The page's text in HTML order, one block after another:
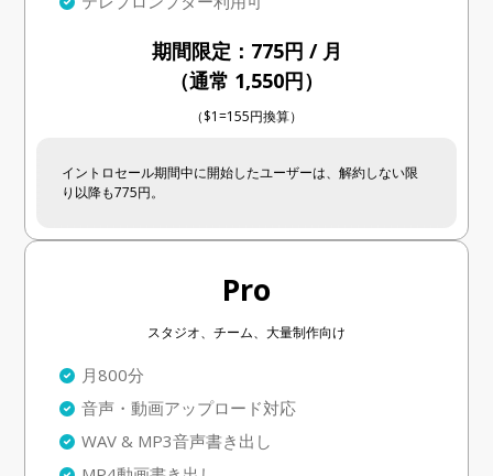
期間限定：775円 / 月
（通常 1,550円）
（$1=155円換算）
イントロセール期間中に開始したユーザーは、解約しない限
り以降も775円。
Pro
スタジオ、チーム、大量制作向け
月800分
音声・動画アップロード対応
WAV & MP3音声書き出し